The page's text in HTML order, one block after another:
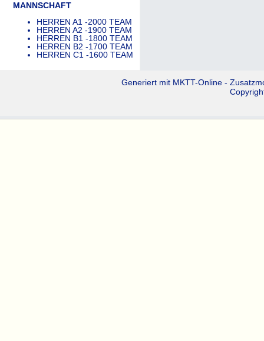
MANNSCHAFT
HERREN A1 -2000 TEAM
HERREN A2 -1900 TEAM
HERREN B1 -1800 TEAM
HERREN B2 -1700 TEAM
HERREN C1 -1600 TEAM
Generiert mit MKTT-Online-